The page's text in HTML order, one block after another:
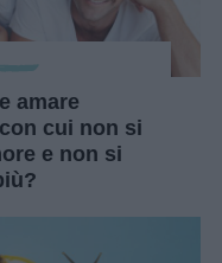
amare
cui non si
e non si